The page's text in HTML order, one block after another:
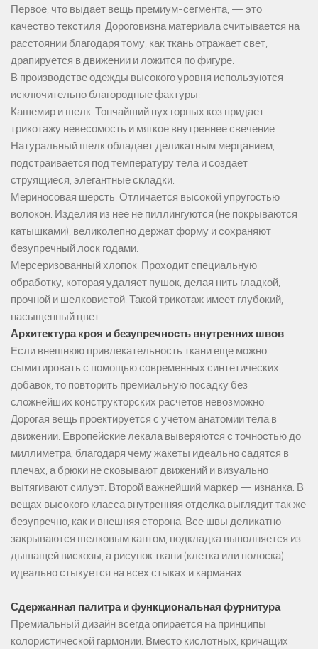
Первое, что выдает вещь премиум-сегмента, — это
качество текстиля. Дороговизна материала считывается на
расстоянии благодаря тому, как ткань отражает свет,
драпируется в движении и ложится по фигуре.
В производстве одежды высокого уровня используются
исключительно благородные фактуры:
Кашемир и шелк. Тончайший пух горных коз придает
трикотажу невесомость и мягкое внутреннее свечение.
Натуральный шелк обладает деликатным мерцанием,
подстраивается под температуру тела и создает
струящиеся, элегантные складки.
Мериносовая шерсть. Отличается высокой упругостью
волокон. Изделия из нее не пиллингуются (не покрываются
катышками), великолепно держат форму и сохраняют
безупречный лоск годами.
Мерсеризованный хлопок. Проходит специальную
обработку, которая удаляет пушок, делая нить гладкой,
прочной и шелковистой. Такой трикотаж имеет глубокий,
насыщенный цвет.
Архитектура кроя и безупречность внутренних швов
Если внешнюю привлекательность ткани еще можно
сымитировать с помощью современных синтетических
добавок, то повторить премиальную посадку без
сложнейших конструкторских расчетов невозможно.
Дорогая вещь проектируется с учетом анатомии тела в
движении. Европейские лекала выверяются с точностью до
миллиметра, благодаря чему жакеты идеально садятся в
плечах, а брюки не сковывают движений и визуально
вытягивают силуэт. Второй важнейший маркер — изнанка. В
вещах высокого класса внутренняя отделка выглядит так же
безупречно, как и внешняя сторона. Все швы деликатно
закрываются шелковым кантом, подкладка выполняется из
дышащей вискозы, а рисунок ткани (клетка или полоска)
идеально стыкуется на всех стыках и карманах.
Сдержанная палитра и функциональная фурнитура
Премиальный дизайн всегда опирается на принципы
колористической гармонии. Вместо кислотных, кричащих